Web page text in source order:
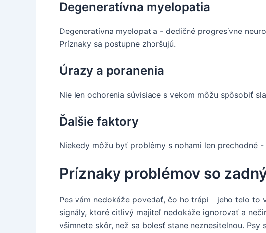
Degeneratívna myelopatia
Degeneratívna myelopatia - dedičné progresívne
Príznaky sa postupne zhoršujú.
Úrazy a poranenia
Nie len ochorenia súvisiace s vekom môžu spôsobiť
Ďalšie faktory
Niekedy môžu byť problémy s nohami len prechodné
Príznaky problémov so
Pes vám nedokáže povedať, čo ho trápi - jeho telo to
signály, ktoré citlivý majiteľ nedokáže ignorovať a
všimnete skôr, než sa bolesť stane neznesiteľnou.